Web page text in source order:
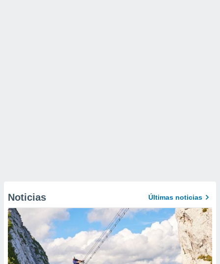
Noticias Últimas noticias